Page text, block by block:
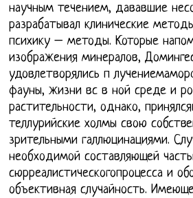
научным течением, дававшие
разрабатывал клинические
психику – методы. Которые
изображения минералов,
удовлетворялись п
фауны, жизни вс в ной среде и
растительности, однако,
теллурийские холмы свою
зрительными галлюцинациями.
необходимой составляющей
сюрреалистическогопроцесса и
объективная случайность.